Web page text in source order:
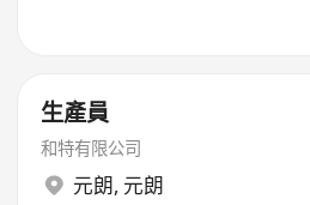
生產員
和特有限公司
元朗, 元朗